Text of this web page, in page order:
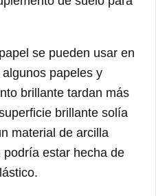
se pueden usar en
papeles y
brillante tardan más
brillante solía
material de arcilla
estar hecha de